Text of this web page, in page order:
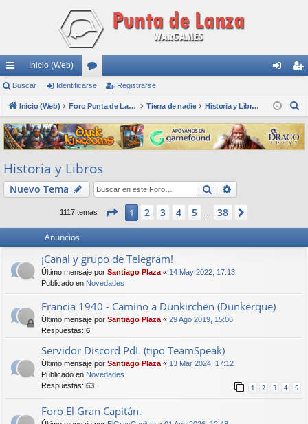
nl
ac
es
rá
pi
do
Inicio (Web)
or
os nti
fic
ar
ist
ra
rs
Buscar Identificarse Registrarse
Inicio (Web) Foro Punta de Lanza Wargames Tierra de nadie Historia y Libros
s
c
Historia y Libros
Nuevo Tema Buscar
1117 temas Página de 38
1 2 3 4 5 38
Anuncios
¡Canal y grupo de Telegram!
Último mensaje por Santiago Plaza « 14 May 2022, 17:13
Publicado en Novedades
Francia 1940 - Camino a Dünkirchen (Dunkerque)
Último mensaje por Santiago Plaza « 29 Ago 2019, 15:06
Respuestas: 6
Servidor Discord PdL (tipo TeamSpeak)
Último mensaje por Santiago Plaza « 13 Mar 2024, 17:12
Publicado en Novedades
Respuestas: 63 1 2 3 4 5
Foro El Gran Capitán.